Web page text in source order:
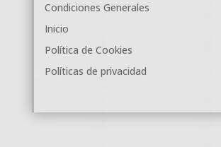
Condiciones Generales
Inicio
Política de Cookies
Políticas de privacidad